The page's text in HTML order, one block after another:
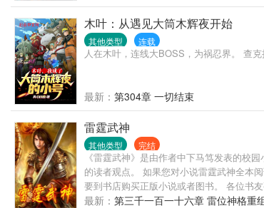
木叶：从遇见大筒木辉夜开始
其他类型 连载
人在木叶，连线大BOSS，为祸忍界。 查
最新： 第304章 一切结束
雷霆武神
其他类型 完结
《雷霆武神》是由作者中下马笃发表的校
的读者观点。 如果您对小说雷霆武神全本
要到书店购买正版小说或者图书。 各位书
最新： 第三千一百一十六章 雷位神格重